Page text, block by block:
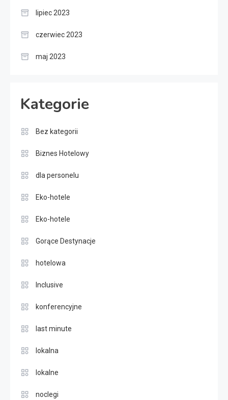
lipiec 2023
czerwiec 2023
maj 2023
Kategorie
Bez kategorii
Biznes Hotelowy
dla personelu
Eko-hotele
Eko-hotele
Gorące Destynacje
hotelowa
Inclusive
konferencyjne
last minute
lokalna
lokalne
noclegi